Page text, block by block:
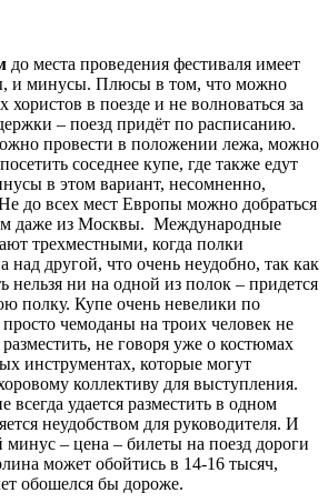
до места проведения фестиваля имеет
и минусы. Плюсы в том, что можно
хористов в поезде и не волноваться за
– поезд придёт по расписанию.
провести в положении лежа, можно
соседнее купе, где также едут
в этом вариант, несомненно,
до всех мест Европы можно добраться
даже из Москвы. Международные
трехместными, когда полки
над другой, что очень неудобно, так как
нельзя ни на одной из полок – придется
полку. Купе очень невелики по
чемоданы на троих человек не
разместить, не говоря уже о костюмах
инструментах, которые могут
коллективу для выступления.
всегда удается разместить в одном
неудобством для руководителя. И
– цена – билеты на поезд дороги
может обойтись в 14-16 тысяч,
обошелся бы дороже.